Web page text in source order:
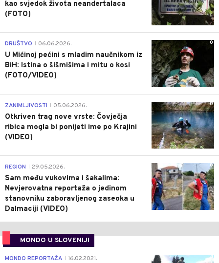
kao svjedok života neandertalaca
(FOTO)
0
DRUŠTVO 06.06.2026.
U Mićinoj pećini s mladim naučnikom iz
BiH: Istina o šišmišima i mitu o kosi
(FOTO/VIDEO)
0
ZANIMLJIVOSTI 05.06.2026.
Otkriven trag nove vrste: Čovječja
ribica mogla bi ponijeti ime po Krajini
(VIDEO)
0
REGION 29.05.2026.
Sam među vukovima i šakalima:
Nevjerovatna reportaža o jedinom
stanovniku zaboravljenog zaseoka u
Dalmaciji (VIDEO)
MONDO U SLOVENIJI
4
MONDO REPORTAŽA 16.02.2021.